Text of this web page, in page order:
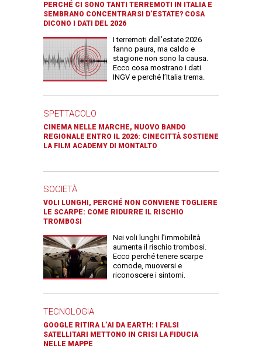
PERCHÉ CI SONO TANTI TERREMOTI IN ITALIA E
SEMBRANO CONCENTRARSI D’ESTATE? COSA
DICONO I DATI DEL 2026
I terremoti dell’estate 2026
fanno paura, ma caldo e
stagione non sono la causa.
Ecco cosa mostrano i dati
INGV e perché l’Italia trema.
SPETTACOLO
CINEMA NELLE MARCHE, NUOVO BANDO
REGIONALE ENTRO IL 2026: CINECITTÀ SOSTIENE
LA FILM ACADEMY DI MONTALTO
SOCIETÀ
VOLI LUNGHI, PERCHÉ NON CONVIENE TOGLIERE
LE SCARPE: COME RIDURRE IL RISCHIO
TROMBOSI
Nei voli lunghi l’immobilità
aumenta il rischio trombosi.
Ecco perché tenere scarpe
comode, muoversi e
riconoscere i sintomi.
TECNOLOGIA
GOOGLE RITIRA L’AI DA EARTH: I FALSI
SATELLITARI METTONO IN CRISI LA FIDUCIA
NELLE MAPPE